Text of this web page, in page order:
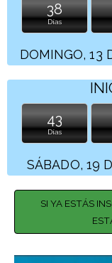
38
Días
DOMINGO, 13
43
Días
SÁBADO, 19